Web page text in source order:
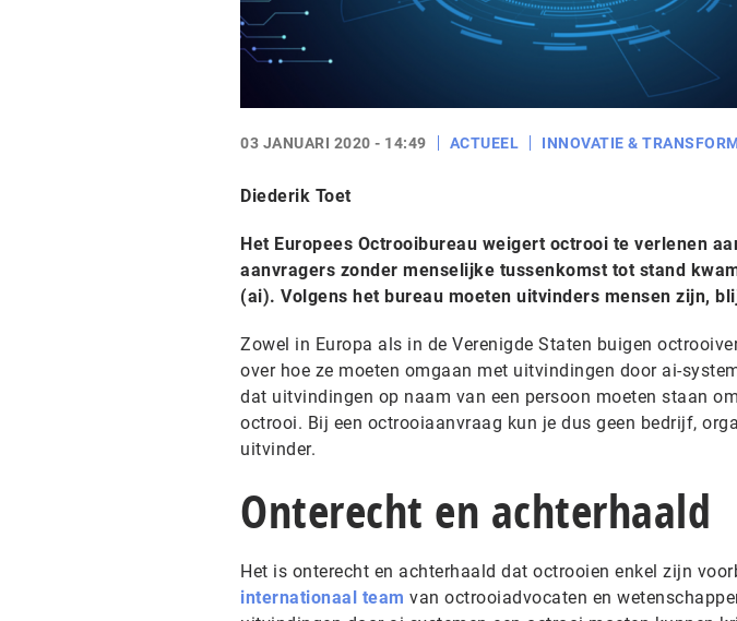
03 JANUARI 2020 - 14:49 ACTUEEL INNOVATIE &
Diederik Toet
Het Europees Octrooibureau weigert octrooi te verlenen
aanvragers zonder menselijke tussenkomst tot stand
(ai). Volgens het bureau moeten uitvinders mensen zijn,
Zowel in Europa als in de Verenigde Staten buigen
over hoe ze moeten omgaan met uitvindingen door ai-
dat uitvindingen op naam van een persoon moeten staan
octrooi. Bij een octrooiaanvraag kun je dus geen bedrijf,
uitvinder.
Onterecht en achterhaald
Het is onterecht en achterhaald dat octrooien enkel zijn
internationaal team van octrooiadvocaten en